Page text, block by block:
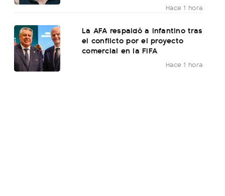
Hace 1 hora
La AFA respaldó a Infantino tras
el conflicto por el proyecto
comercial en la FIFA
Hace 1 hora